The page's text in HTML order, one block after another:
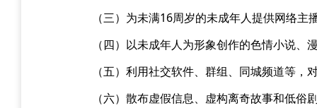
（三）为未满16周岁的未成年人提供网络
（四）以未成年人为形象创作的色情小说
（五）利用社交软件、群组、同城频道等
（六）散布虚假信息、虚构离奇故事和低